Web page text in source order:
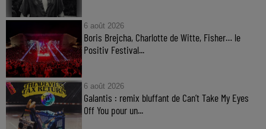
6 août 2026
Boris Brejcha, Charlotte de Witte, Fisher… le
Positiv Festival...
6 août 2026
Galantis : remix bluffant de Can’t Take My Eyes
Off You pour un...